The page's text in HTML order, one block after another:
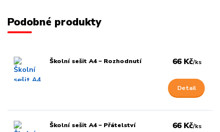
Podobné produkty
Školní sešit A4 – Rozhodnutí 66 Kč/ks
Detail
Školní sešit A4 – Přátelství 66 Kč/ks